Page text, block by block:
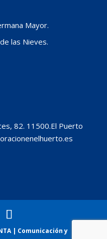
Mayor.
las Nieves.
82. 11500.El Puerto
| Comunicación y